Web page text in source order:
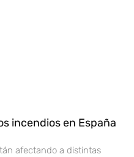
incendios en España
afectando a distintas